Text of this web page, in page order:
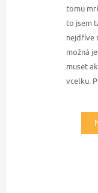
tomu
to jsem
nejdříve
možná
muset
vcelku.